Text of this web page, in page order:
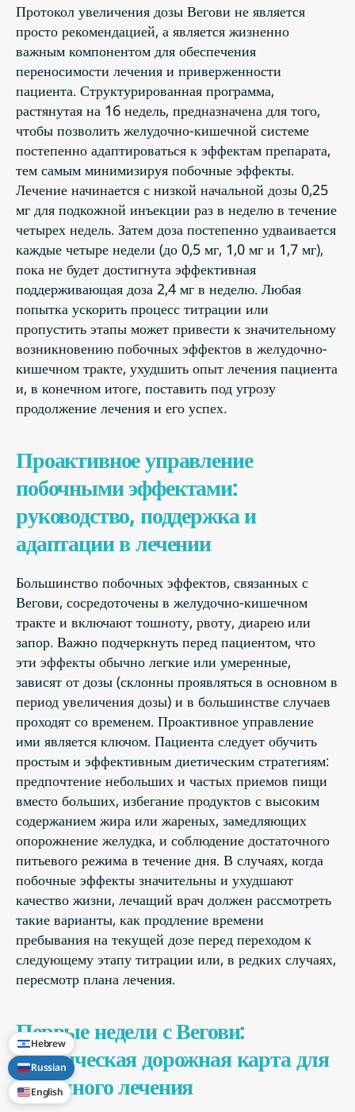
Протокол увеличения дозы Вегови не является
просто рекомендацией, а является жизненно
важным компонентом для обеспечения
переносимости лечения и приверженности
пациента. Структурированная программа,
растянутая на 16 недель, предназначена для того,
чтобы позволить желудочно-кишечной системе
постепенно адаптироваться к эффектам препарата,
тем самым минимизируя побочные эффекты.
Лечение начинается с низкой начальной дозы 0,25
мг для подкожной инъекции раз в неделю в течение
четырех недель. Затем доза постепенно удваивается
каждые четыре недели (до 0,5 мг, 1,0 мг и 1,7 мг),
пока не будет достигнута эффективная
поддерживающая доза 2,4 мг в неделю. Любая
попытка ускорить процесс титрации или
пропустить этапы может привести к значительному
возникновению побочных эффектов в желудочно-
кишечном тракте, ухудшить опыт лечения пациента
и, в конечном итоге, поставить под угрозу
продолжение лечения и его успех.
Проактивное управление
побочными эффектами:
руководство, поддержка и
адаптации в лечении
Большинство побочных эффектов, связанных с
Вегови, сосредоточены в желудочно-кишечном
тракте и включают тошноту, рвоту, диарею или
запор. Важно подчеркнуть перед пациентом, что
эти эффекты обычно легкие или умеренные,
зависят от дозы (склонны проявляться в основном в
период увеличения дозы) и в большинстве случаев
проходят со временем. Проактивное управление
ими является ключом. Пациента следует обучить
простым и эффективным диетическим стратегиям:
предпочтение небольших и частых приемов пищи
вместо больших, избегание продуктов с высоким
содержанием жира или жареных, замедляющих
опорожнение желудка, и соблюдение достаточного
питьевого режима в течение дня. В случаях, когда
побочные эффекты значительны и ухудшают
качество жизни, лечащий врач должен рассмотреть
такие варианты, как продление времени
пребывания на текущей дозе перед переходом к
следующему этапу титрации или, в редких случаях,
пересмотр плана лечения.
Первые недели с Вегови:
клиническая дорожная карта для
успешного лечения
Hebrew
Russian
English